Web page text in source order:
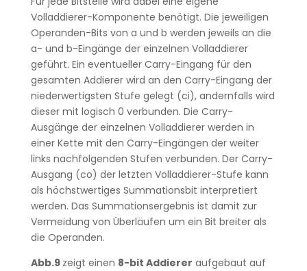
Volladdierer-Komponente benötigt. Die jeweiligen
Operanden-Bits von a und b werden jeweils an die
a- und b-Eingänge der einzelnen Volladdierer
geführt. Ein eventueller Carry-Eingang für den
gesamten Addierer wird an den Carry-Eingang der
niederwertigsten Stufe gelegt (ci), andernfalls wird
dieser mit logisch 0 verbunden. Die Carry-
Ausgänge der einzelnen Volladdierer werden in
einer Kette mit den Carry-Eingängen der weiter
links nachfolgenden Stufen verbunden. Der Carry-
Ausgang (co) der letzten Volladdierer-Stufe kann
als höchstwertiges Summationsbit interpretiert
werden. Das Summationsergebnis ist damit zur
Vermeidung von Überläufen um ein Bit breiter als
die Operanden.
Abb.9 zeigt einen 8-bit Addierer aufgebaut auf